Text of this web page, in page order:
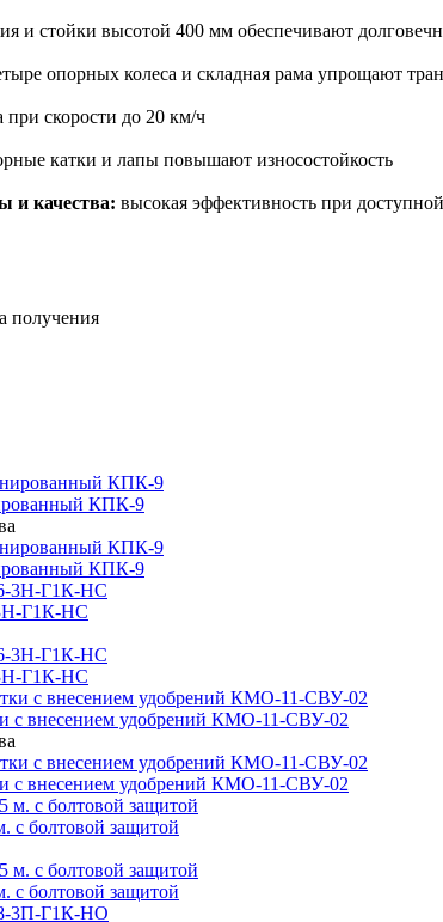
и стойки высотой 400 мм обеспечивают
опорных колеса и складная рама упрощают
при скорости до 20 км/ч
катки и лапы повышают износостойкость
и качества: высокая эффективность при
получения
КПК-9
КПК-9
Г1К-НС
Г1К-НС
с внесением удобрений КМО-11-СВУ-02
с внесением удобрений КМО-11-СВУ-02
с болтовой защитой
с болтовой защитой